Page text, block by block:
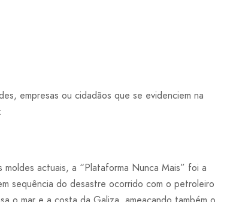
empresas ou cidadãos que se evidenciem na
actuais, a “Plataforma Nunca Mais” foi a
sequência do desastre ocorrido com o petroleiro